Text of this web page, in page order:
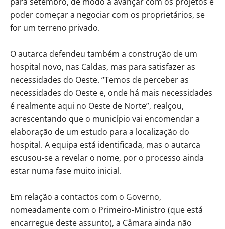
poder começar a negociar com os proprietários, se
for um terreno privado.
O autarca defendeu também a construção de um
hospital novo, nas Caldas, mas para satisfazer as
necessidades do Oeste. “Temos de perceber as
necessidades do Oeste e, onde há mais necessidades
é realmente aqui no Oeste de Norte”, realçou,
acrescentando que o município vai encomendar a
elaboração de um estudo para a localização do
hospital. A equipa está identificada, mas o autarca
escusou-se a revelar o nome, por o processo ainda
estar numa fase muito inicial.
Em relação a contactos com o Governo,
nomeadamente com o Primeiro-Ministro (que está
encarregue deste assunto), a Câmara ainda não